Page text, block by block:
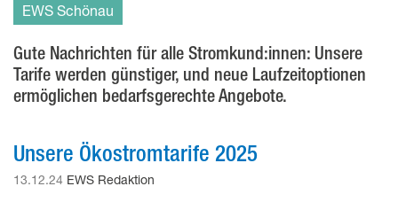
EWS Schönau
Gute Nachrichten für alle Stromkund:innen: Unsere
Tarife werden günstiger, und neue Laufzeitoptionen
ermöglichen bedarfsgerechte Angebote.
Unsere Ökostromtarife 2025
13.12.24 EWS Redaktion